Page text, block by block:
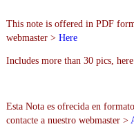
This note is offered in PDF
webmaster > Here
Includes more than 30 pics,
Esta Nota es ofrecida en
contacte a nuestro webmaster >